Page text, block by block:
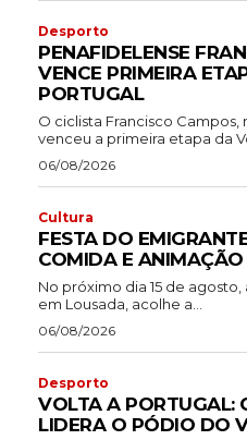
Desporto
PENAFIDELENSE
VENCE PRIMEIRA
PORTUGAL
O ciclista Francisco Campos,
venceu a primeira etapa da
06/08/2026
Cultura
FESTA DO
COMIDA E ANIMAÇÃO
No próximo dia 15 de agosto,
em Lousada, acolhe a...
06/08/2026
Desporto
VOLTA A PORTUGAL:
LIDERA O PÓDIO DO